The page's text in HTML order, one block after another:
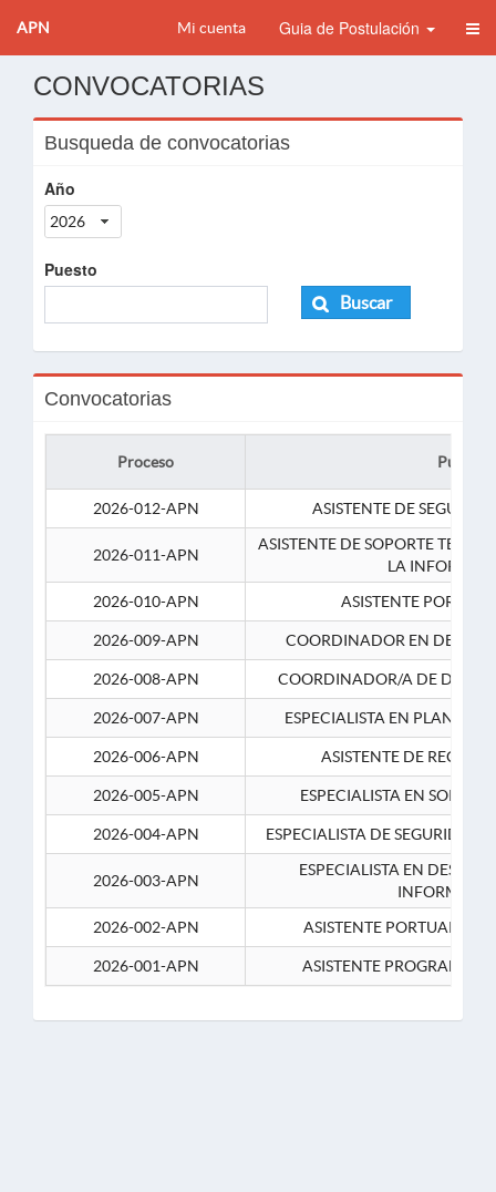
APN Mi cuenta Guia de Postulación
CONVOCATORIAS
Busqueda de convocatorias
Año
2026
Puesto
Buscar
Convocatorias
Proceso Puesto
2026-012-APN ASISTENTE DE
2026-011-APN
ASISTENTE DE SOPORTE
LA
2026-010-APN
ASISTENTE
2026-009-APN COORDINADOR EN
2026-008-APN COORDINADOR/A DE
2026-007-APN ESPECIALISTA EN
2026-006-APN ASISTENTE DE
2026-005-APN ESPECIALISTA EN
2026-004-APN ESPECIALISTA DE SEGURIDAD
2026-003-APN
ESPECIALISTA EN
2026-002-APN
ASISTENTE PORTUARIO 2-
2026-001-APN ASISTENTE